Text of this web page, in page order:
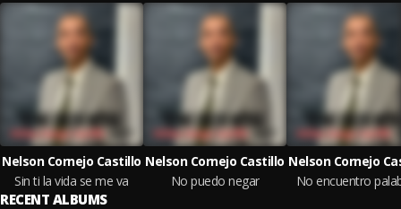
Nelson Cornejo Castillo
Sin ti la vida se me va
Nelson Cornejo Castillo
No puedo negar
Nelson Cornejo
No encuentro
RECENT ALBUMS